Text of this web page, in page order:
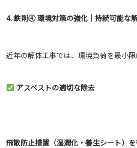
4. 鉄則④ 環境対策の強化｜持続可能な
近年の解体工事では、環境負荷を最小
アスベストの適切な除去
飛散防止措置（湿潤化・養生シート）